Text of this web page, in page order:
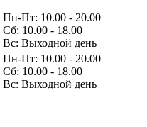
Пн-Пт: 10.00 - 20.00
Сб: 10.00 - 18.00
Вс: Выходной день
Пн-Пт: 10.00 - 20.00
Сб: 10.00 - 18.00
Вс: Выходной день